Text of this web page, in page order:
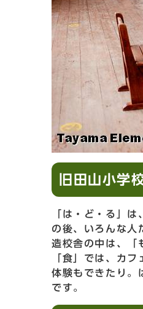
旧田山小学
「は・ど・る」
の後、いろんな人
造校舎の中は、「
「食」では、カ
体験もできたり。
です。